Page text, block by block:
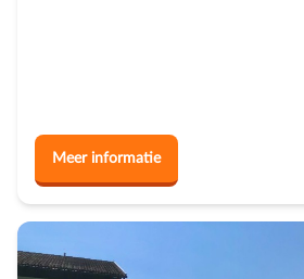
Meer informatie